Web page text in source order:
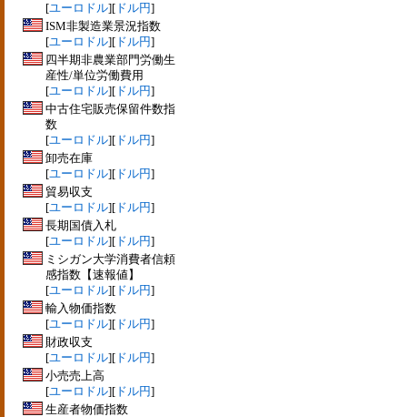
[ユーロドル][ ドル円]
ISM非製造業景況指数
[ユーロドル][ ドル円]
四半期非農業部門労働生
産性/単位労働費用
[ユーロドル][ ドル円]
中古住宅販売保留件数指
数
[ユーロドル][ ドル円]
卸売在庫
[ユーロドル][ ドル円]
貿易収支
[ユーロドル][ ドル円]
長期国債入札
[ユーロドル][ ドル円]
ミシガン大学消費者信頼
感指数【速報値】
[ユーロドル][ ドル円]
輸入物価指数
[ユーロドル][ ドル円]
財政収支
[ユーロドル][ ドル円]
小売売上高
[ユーロドル][ ドル円]
生産者物価指数